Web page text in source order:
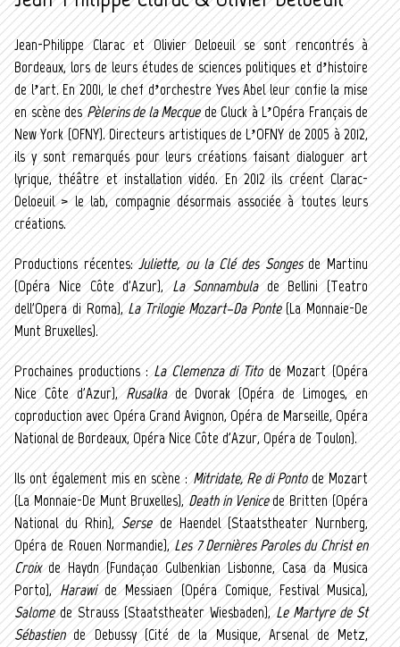
Jean-Philippe Clarac et Olivier Deloeuil se sont rencontrés à
Bordeaux, lors de leurs études de sciences politiques et d’histoire
de l’art. En 2001, le chef d’orchestre Yves Abel leur confie la mise
en scène des Pèlerins de la Mecquede Gluck à L’Opéra Français de
New York (OFNY). Directeurs artistiques de L’OFNY de 2005 à 2012,
ils y sont remarqués pour leurs créations faisant dialoguer art
lyrique, théâtre et installation vidéo. En 2012 ils créent Clarac-
Deloeuil > le lab, compagnie désormais associée à toutes leurs
créations.
Productions récentes:Juliette, ou la Clé des Songesde Martinu
(Opéra Nice Côte d'Azur),La Sonnambulade Bellini (Teatro
dell'Opera di Roma), La Trilogie Mozart–Da Ponte(La Monnaie-De
Munt Bruxelles).
Prochaines productions :La Clemenza di Titode Mozart (Opéra
Nice Côte d'Azur), Rusalkade Dvorak (Opéra de Limoges, en
coproduction avec Opéra Grand Avignon, Opéra de Marseille, Opéra
National de Bordeaux, Opéra Nice Côte d'Azur, Opéra de Toulon).
Ils ont également mis en scène :Mitridate, Re di Pontode Mozart
(La Monnaie-De Munt Bruxelles), Death in Venicede Britten (Opéra
National du Rhin), Sersede Haendel (Staatstheater Nurnberg,
Opéra de Rouen Normandie),Les 7 Dernières Paroles du Christ en
Croixde Haydn (Fundaçao Gulbenkian Lisbonne, Casa da Musica
Porto),Harawide Messiaen (Opéra Comique, Festival Musica),
Salomede Strauss (Staatstheater Wiesbaden),Le Martyre de St
Sébastiende Debussy (Cité de la Musique, Arsenal de Metz,